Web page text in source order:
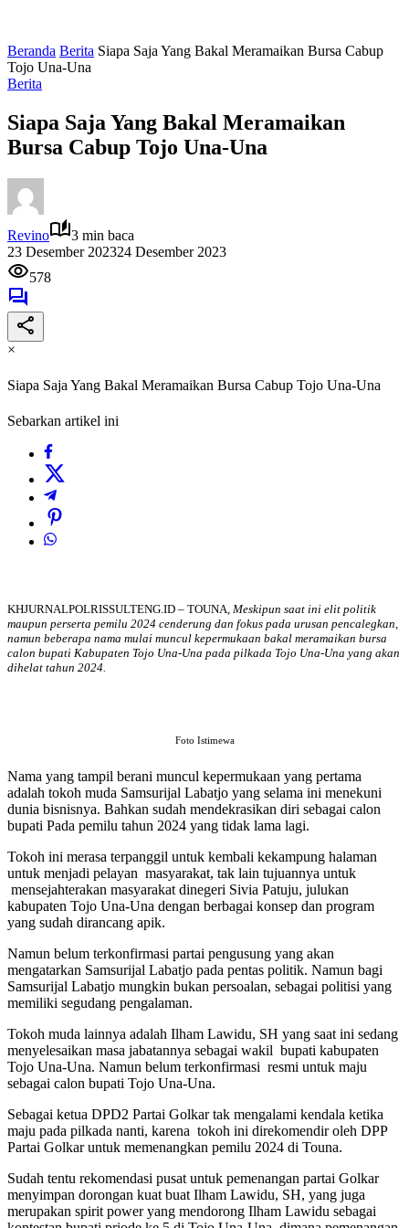
Beranda Berita Siapa Saja Yang Bakal Meramaikan Bursa Cabup
Tojo Una-Una
Berita
Siapa Saja Yang Bakal Meramaikan
Bursa Cabup Tojo Una-Una
Revino
3 min baca
23 Desember 202324 Desember 2023
578
×
Siapa Saja Yang Bakal Meramaikan Bursa Cabup Tojo Una-Una
Sebarkan artikel ini
KHJURNALPOLRISSULTENG.ID – TOUNA, Meskipun saat ini elit politik
maupun perserta pemilu 2024 cenderung dan fokus pada urusan pencalegkan,
namun beberapa nama mulai muncul kepermukaan bakal meramaikan bursa
calon bupati Kabupaten Tojo Una-Una pada pilkada Tojo Una-Una yang akan
dihelat tahun 2024.
Foto Istimewa
Nama yang tampil berani muncul kepermukaan yang pertama
adalah tokoh muda Samsurijal Labatjo yang selama ini menekuni
dunia bisnisnya. Bahkan sudah mendekrasikan diri sebagai calon
bupati Pada pemilu tahun 2024 yang tidak lama lagi.
Tokoh ini merasa terpanggil untuk kembali kekampung halaman
untuk menjadi pelayan masyarakat, tak lain tujuannya untuk
mensejahterakan masyarakat dinegeri Sivia Patuju, julukan
kabupaten Tojo Una-Una dengan berbagai konsep dan program
yang sudah dirancang apik.
Namun belum terkonfirmasi partai pengusung yang akan
mengatarkan Samsurijal Labatjo pada pentas politik. Namun bagi
Samsurijal Labatjo mungkin bukan persoalan, sebagai politisi yang
memiliki segudang pengalaman.
Tokoh muda lainnya adalah Ilham Lawidu, SH yang saat ini sedang
menyelesaikan masa jabatannya sebagai wakil bupati kabupaten
Tojo Una-Una. Namun belum terkonfirmasi resmi untuk maju
sebagai calon bupati Tojo Una-Una.
Sebagai ketua DPD2 Partai Golkar tak mengalami kendala ketika
maju pada pilkada nanti, karena tokoh ini direkomendir oleh DPP
Partai Golkar untuk memenangkan pemilu 2024 di Touna.
Sudah tentu rekomendasi pusat untuk pemenangan partai Golkar
menyimpan dorongan kuat buat Ilham Lawidu, SH, yang juga
merupakan spirit power yang mendorong Ilham Lawidu sebagai